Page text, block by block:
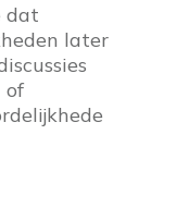
dat
later
of